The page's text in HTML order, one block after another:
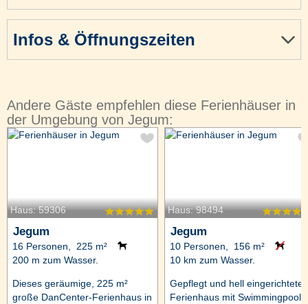
Infos & Öffnungszeiten
Andere Gäste empfehlen diese Ferienhäuser in
der Umgebung von Jegum:
Haus: 59306
Jegum
16 Personen, 225 m²
200 m zum Wasser.
Dieses geräumige, 225 m²
große DanCenter-Ferienhaus in
Haus: 98494
Jegum
10 Personen, 156 m²
10 km zum Wasser.
Gepflegt und hell eingerichtetes
Ferienhaus mit Swimmingpool,